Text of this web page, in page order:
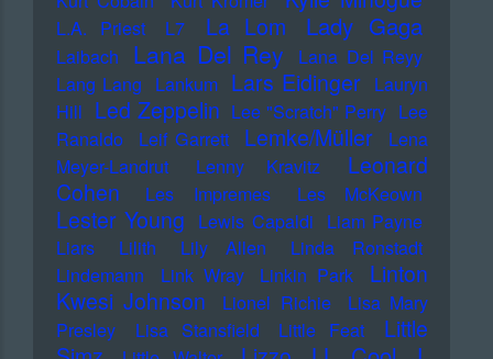
L.A. Priest L7 La Lom Lady Gaga
Laibach Lana Del Rey
Lana Del Reyy
Lang Lang Lankum Lars Eidinger Lauryn
Hill Led Zeppelin Lee "Scratch" Perry Lee
Ranaldo
Leif Garrett Lemke/Müller
Lena
Meyer-Landrut
Lenny Kravitz
Leonard
Cohen
Les Impremes Les McKeown
Lester Young Lewis Capaldi Liam Payne
Liars
Lilith Lily Allen
Linda Ronstadt
Lindemann
Link Wray Linkin Park
Linton
Kwesi Johnson
Lionel Richie
Lisa Mary
Presley
Lisa Stansfield Little Feat
Little